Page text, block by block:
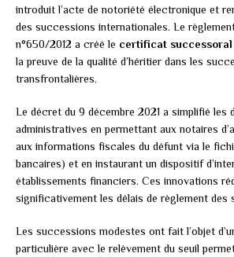
introduit l’acte de notoriété électronique et
des successions internationales. Le
n°650/2012 a créé le certificat successoral
la preuve de la qualité d’héritier dans les
transfrontalières.
Le décret du 9 décembre 2021 a simplifié les
administratives en permettant aux notaires
aux informations fiscales du défunt via le
bancaires) et en instaurant un dispositif
établissements financiers. Ces innovations
significativement les délais de règlement des
Les successions modestes ont fait l’objet
particulière avec le relèvement du seuil